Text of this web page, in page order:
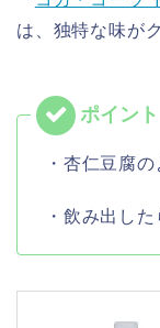
は、独特な味が
・杏仁豆腐
・飲み出し